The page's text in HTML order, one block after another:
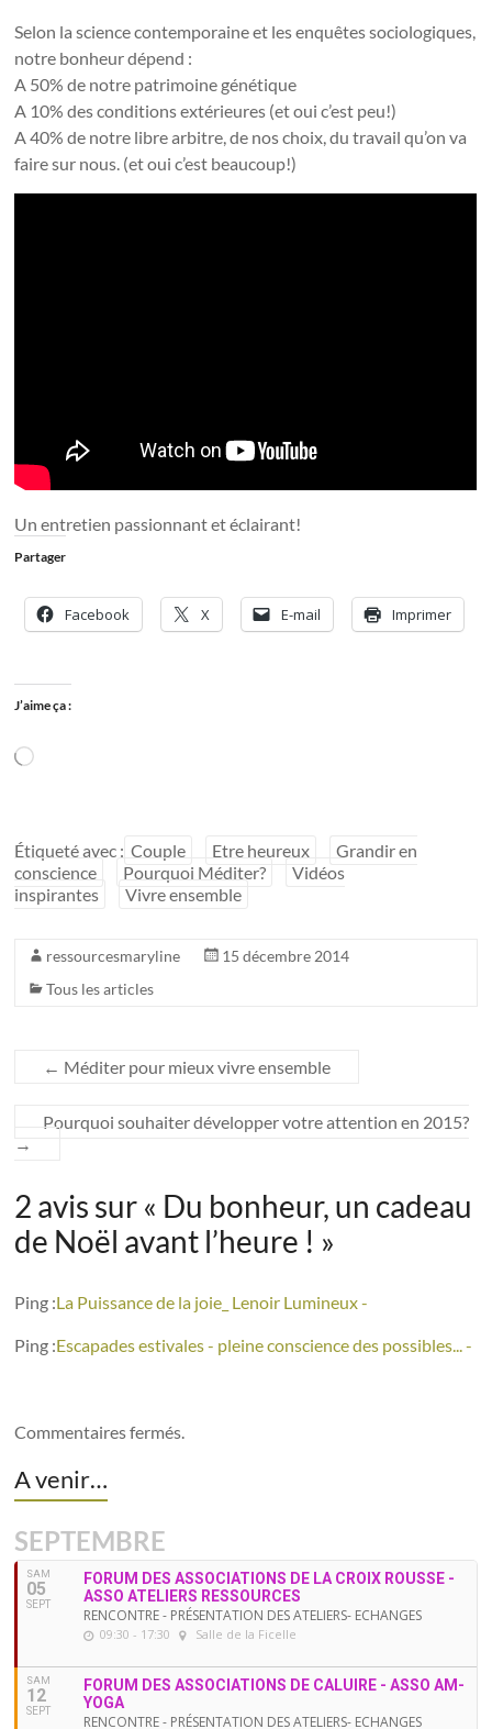
Selon la science contemporaine et les enquêtes sociologiques,
notre bonheur dépend :
A 50% de notre patrimoine génétique
A 10% des conditions extérieures (et oui c’est peu!)
A 40% de notre libre arbitre, de nos choix, du travail qu’on va
faire sur nous. (et oui c’est beaucoup!)
Un entretien passionnant et éclairant!
Partager
Facebook X E-mail Imprimer
J’aime ça :
Chargement…
Étiqueté avec : Couple Etre heureux
Grandir en
conscience
Pourquoi Méditer?
Vidéos
inspirantes
Vivre ensemble
ressourcesmaryline
15 décembre 2014
Tous les articles
← Méditer pour mieux vivre ensemble
Pourquoi souhaiter développer votre attention en 2015?
→
2 avis sur « Du bonheur, un cadeau
de Noël avant l’heure ! »
Ping :La Puissance de la joie_ Lenoir Lumineux -
Ping :Escapades estivales - pleine conscience des possibles... -
Commentaires fermés.
A venir…
SEPTEMBRE
SAM
05
SEPT
FORUM DES ASSOCIATIONS DE LA CROIX ROUSSE -
ASSO ATELIERS RESSOURCES
RENCONTRE - PRÉSENTATION DES ATELIERS- ECHANGES
09:30 - 17:30 Salle de la Ficelle
SAM
12
SEPT
FORUM DES ASSOCIATIONS DE CALUIRE - ASSO AM-
YOGA
RENCONTRE - PRÉSENTATION DES ATELIERS- ECHANGES